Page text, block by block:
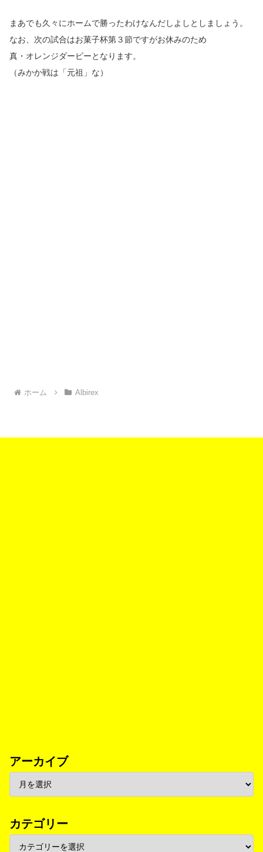
まあでも久々にホームで勝ったわけなんだしよしとしましょう。
なお、次の試合はお菓子杯第３節ですがお休みのため
真・オレンジダービーとなります。
（みかか戦は「元祖」な）
ホーム Albirex
アーカイブ
カテゴリー